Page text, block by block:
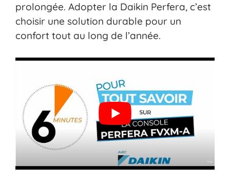
prolongée. Adopter la Daikin Perfera, c’est
choisir une solution durable pour un
confort tout au long de l’année.